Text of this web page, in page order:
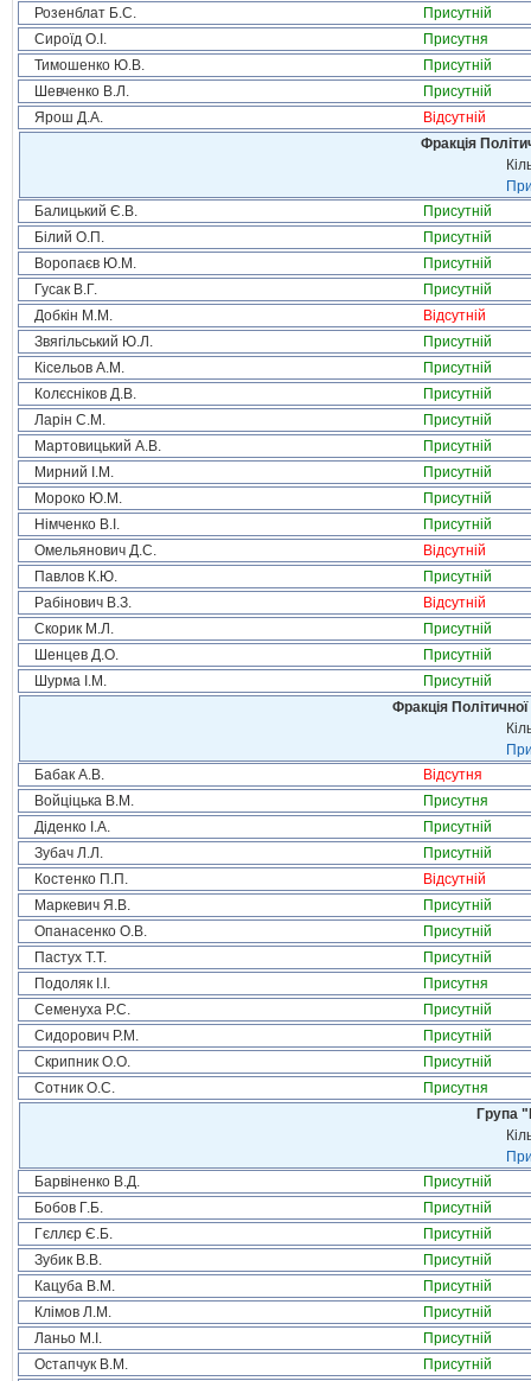
Розенблат Б.С.
Присутній
Сироїд О.І.
Присутня
Тимошенко Ю.В.
Присутній
Шевченко В.Л.
Присутній
Ярош Д.А.
Відсутній
Фракція
Балицький Є.В.
Присутній
Білий О.П.
Присутній
Воропаєв Ю.М.
Присутній
Гусак В.Г.
Присутній
Добкін М.М.
Відсутній
Звягільський Ю.Л.
Присутній
Кісельов А.М.
Присутній
Колєсніков Д.В.
Присутній
Ларін С.М.
Присутній
Мартовицький А.В.
Присутній
Мирний І.М.
Присутній
Мороко Ю.М.
Присутній
Німченко В.І.
Присутній
Омельянович Д.С.
Відсутній
Павлов К.Ю.
Присутній
Рабінович В.З.
Відсутній
Скорик М.Л.
Присутній
Шенцев Д.О.
Присутній
Шурма І.М.
Присутній
Фракція
Бабак А.В.
Відсутня
Войціцька В.М.
Присутня
Діденко І.А.
Присутній
Зубач Л.Л.
Присутній
Костенко П.П.
Відсутній
Маркевич Я.В.
Присутній
Опанасенко О.В.
Присутній
Пастух Т.Т.
Присутній
Подоляк І.І.
Присутня
Семенуха Р.С.
Присутній
Сидорович Р.М.
Присутній
Скрипник О.О.
Присутній
Сотник О.С.
Присутня
Група
Барвіненко В.Д.
Присутній
Бобов Г.Б.
Присутній
Гєллєр Є.Б.
Присутній
Зубик В.В.
Присутній
Кацуба В.М.
Присутній
Клімов Л.М.
Присутній
Ланьо М.І.
Присутній
Остапчук В.М.
Присутній